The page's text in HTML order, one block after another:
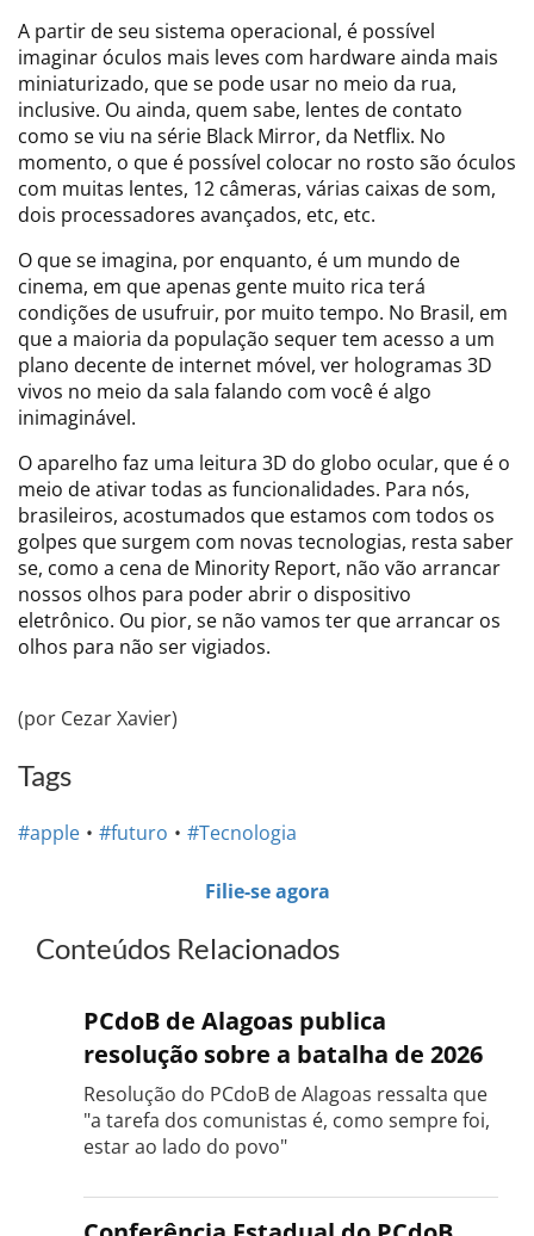
A partir de seu sistema operacional, é possível
imaginar óculos mais leves com hardware ainda mais
miniaturizado, que se pode usar no meio da rua,
inclusive. Ou ainda, quem sabe, lentes de contato
como se viu na série Black Mirror, da Netflix. No
momento, o que é possível colocar no rosto são óculos
com muitas lentes, 12 câmeras, várias caixas de som,
dois processadores avançados, etc, etc.
O que se imagina, por enquanto, é um mundo de
cinema, em que apenas gente muito rica terá
condições de usufruir, por muito tempo. No Brasil, em
que a maioria da população sequer tem acesso a um
plano decente de internet móvel, ver hologramas 3D
vivos no meio da sala falando com você é algo
inimaginável.
O aparelho faz uma leitura 3D do globo ocular, que é o
meio de ativar todas as funcionalidades. Para nós,
brasileiros, acostumados que estamos com todos os
golpes que surgem com novas tecnologias, resta saber
se, como a cena de Minority Report, não vão arrancar
nossos olhos para poder abrir o dispositivo
eletrônico. Ou pior, se não vamos ter que arrancar os
olhos para não ser vigiados.
(por Cezar Xavier)
Tags
#apple #futuro #Tecnologia
Filie-se agora
Conteúdos Relacionados
PCdoB de Alagoas publica
resolução sobre a batalha de 2026
Resolução do PCdoB de Alagoas ressalta que
"a tarefa dos comunistas é, como sempre foi,
estar ao lado do povo"